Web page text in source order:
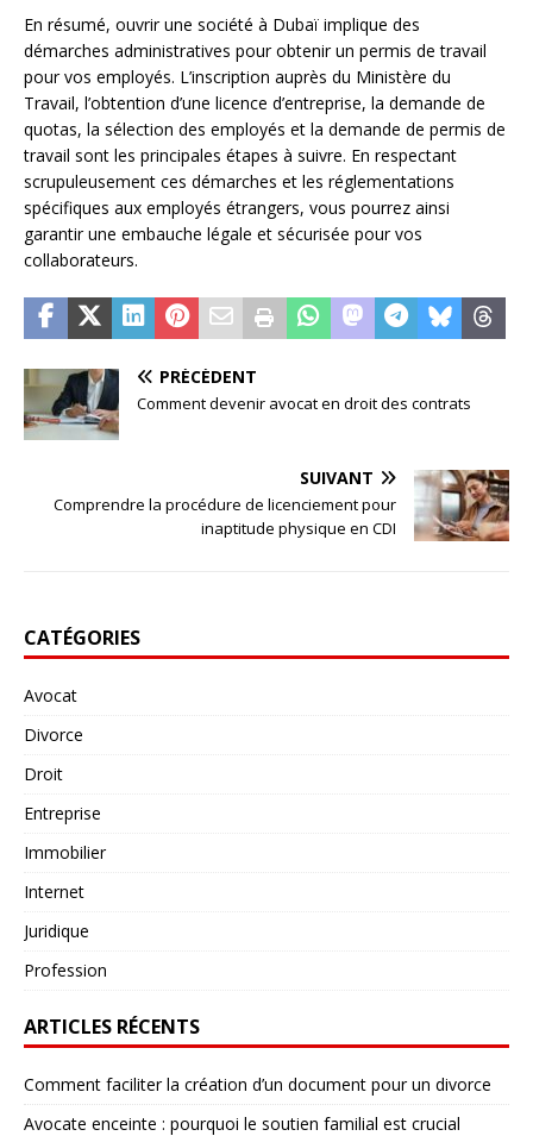
En résumé, ouvrir une société à Dubaï implique des
démarches administratives pour obtenir un permis de travail
pour vos employés. L’inscription auprès du Ministère du
Travail, l’obtention d’une licence d’entreprise, la demande de
quotas, la sélection des employés et la demande de permis de
travail sont les principales étapes à suivre. En respectant
scrupuleusement ces démarches et les réglementations
spécifiques aux employés étrangers, vous pourrez ainsi
garantir une embauche légale et sécurisée pour vos
collaborateurs.
PRÉCÉDENT
Comment devenir avocat en droit des contrats
SUIVANT
Comprendre la procédure de licenciement pour
inaptitude physique en CDI
CATÉGORIES
Avocat
Divorce
Droit
Entreprise
Immobilier
Internet
Juridique
Profession
ARTICLES RÉCENTS
Comment faciliter la création d’un document pour un divorce
Avocate enceinte : pourquoi le soutien familial est crucial